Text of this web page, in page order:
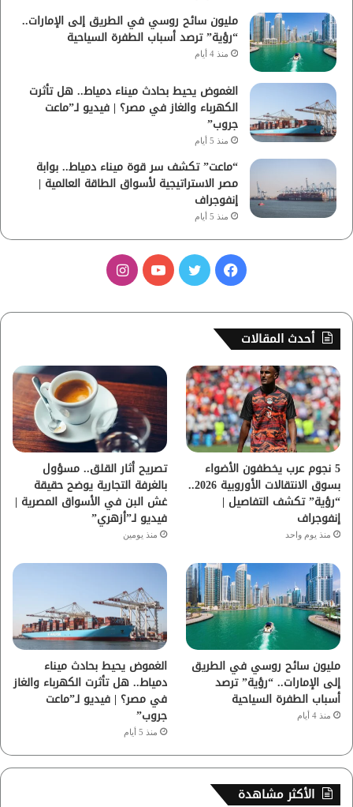
مليون سائح روسي في الطريق إلى الإمارات..
“رؤية” ترصد أسباب الطفرة السياحية
منذ 4 أيام
الغموض يحيط بحادث ميناء دمياط.. هل تأثرت
الكهرباء والغاز في مصر؟ | فيديو لـ”ماعت
جروب”
منذ 5 أيام
“ماعت” تكشف سر قوة ميناء دمياط.. بوابة
مصر الاستراتيجية لأسواق الطاقة العالمية |
إنفوجراف
منذ 5 أيام
س
ب
و
ك
ر
ي
و
ب
ت
ق
ر
ا
م
أحدث المقالات
5 نجوم عرب يخطفون الأضواء
بسوق الانتقالات الأوروبية 2026..
“رؤية” تكشف التفاصيل |
إنفوجراف
منذ يوم واحد
تصريح أثار القلق.. مسؤول
بالغرفة التجارية يوضح حقيقة
غش البن في الأسواق المصرية |
فيديو لـ”أزهري”
منذ يومين
مليون سائح روسي في الطريق
إلى الإمارات.. “رؤية” ترصد
أسباب الطفرة السياحية
منذ 4 أيام
الغموض يحيط بحادث ميناء
دمياط.. هل تأثرت الكهرباء والغاز
في مصر؟ | فيديو لـ”ماعت
جروب”
منذ 5 أيام
الأكثر مشاهدة